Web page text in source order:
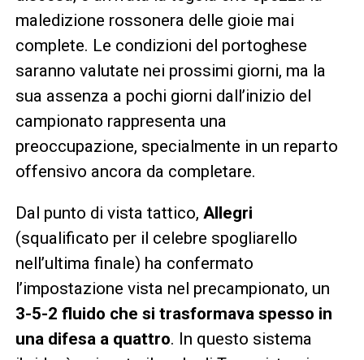
maledizione rossonera delle gioie mai
complete. Le condizioni del portoghese
saranno valutate nei prossimi giorni, ma la
sua assenza a pochi giorni dall’inizio del
campionato rappresenta una
preoccupazione, specialmente in un reparto
offensivo ancora da completare.
Dal punto di vista tattico, Allegri
(squalificato per il celebre spogliarello
nell’ultima finale) ha confermato
l’impostazione vista nel precampionato, un
3-5-2 fluido che si trasformava spesso in
una difesa a quattro. In questo sistema